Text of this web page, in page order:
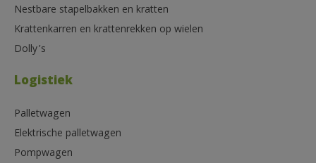
Nestbare stapelbakken en kratten
Krattenkarren en krattenrekken op wielen
Dolly’s
Logistiek
Palletwagen
Elektrische palletwagen
Pompwagen